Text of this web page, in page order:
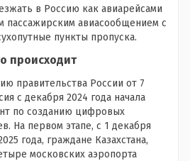
в Россию как авиарейсами
пассажирским авиасообщением с
пункты пропуска.
происходит
правительства России от 7
с декабря 2024 года начала
по созданию цифровых
На первом этапе, с 1 декабря
года, граждане Казахстана,
московских аэропорта